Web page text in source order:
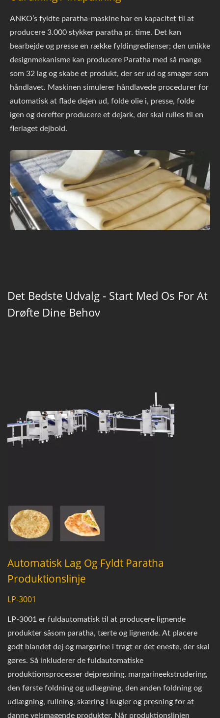
ANKO’s fyldte paratha-maskine har en kapacitet til at
producere 3.000 stykker paratha pr. time. Det kan
bearbejde og presse en række fyldingredienser; den unikke
designmekanisme kan producere Paratha med så mange
som 32 lag og skabe et produkt, der ser ud og smager som
håndlavet. Maskinen simulerer håndlavede procedurer for
automatisk at flade dejen ud, folde olie i, presse, folde
igen og derefter producere et dejark, der skal rulles til en
flerlaget dejbold.
Det Bedste Udvalg - Start Med Os For At
Drøfte Dine Behov
Automatisk Lag Og Fyldt Paratha
Produktionslinje
LP-3001
LP-3001 er fuldautomatisk til at producere lignende
produkter såsom paratha, tærte og lignende. At placere
godt blandet dej og margarine i tragt er det eneste, der skal
gøres. Så inkluderer de fuldautomatiske
produktionsprocesser dejpresning, margarineekstrudering,
den første foldning og udlægning, den anden foldning og
udlægning, rullning, skæring i kugler og presning for at
danne velsmagende produkter. Når produktionslinjen